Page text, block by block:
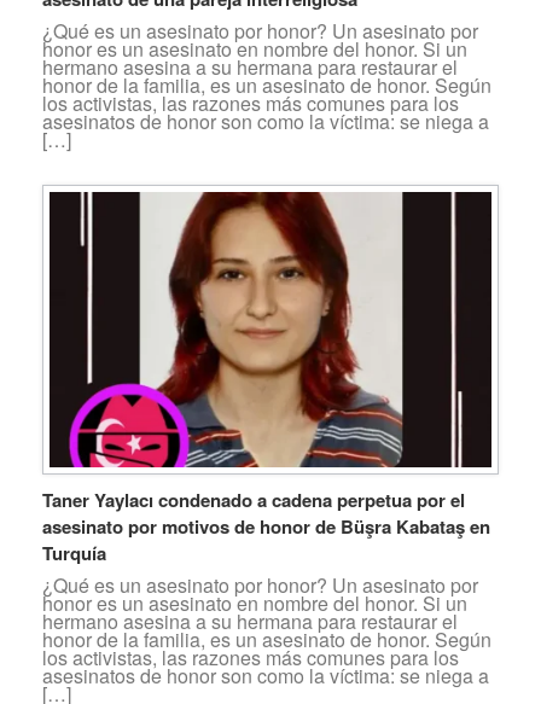
¿Qué es un asesinato por honor? Un asesinato por
honor es un asesinato en nombre del honor. Si un
hermano asesina a su hermana para restaurar el
honor de la familia, es un asesinato de honor. Según
los activistas, las razones más comunes para los
asesinatos de honor son como la víctima: se niega a
[…]
Taner Yaylacı condenado a cadena perpetua por el
asesinato por motivos de honor de Büşra Kabataş en
Turquía
¿Qué es un asesinato por honor? Un asesinato por
honor es un asesinato en nombre del honor. Si un
hermano asesina a su hermana para restaurar el
honor de la familia, es un asesinato de honor. Según
los activistas, las razones más comunes para los
asesinatos de honor son como la víctima: se niega a
[…]